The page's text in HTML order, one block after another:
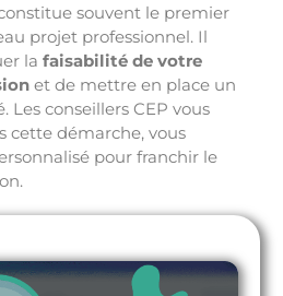
souvent le premier
projet professionnel. Il
lafaisabilité de votre
et de mettre en place un
Les conseillers CEP vous
cette démarche, vous
pour franchir le